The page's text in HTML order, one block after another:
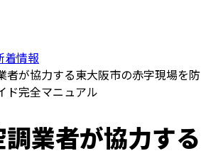
着情報
者が協力する東大阪市の赤字現場を防
ド完全マニュアル
業者が協力する